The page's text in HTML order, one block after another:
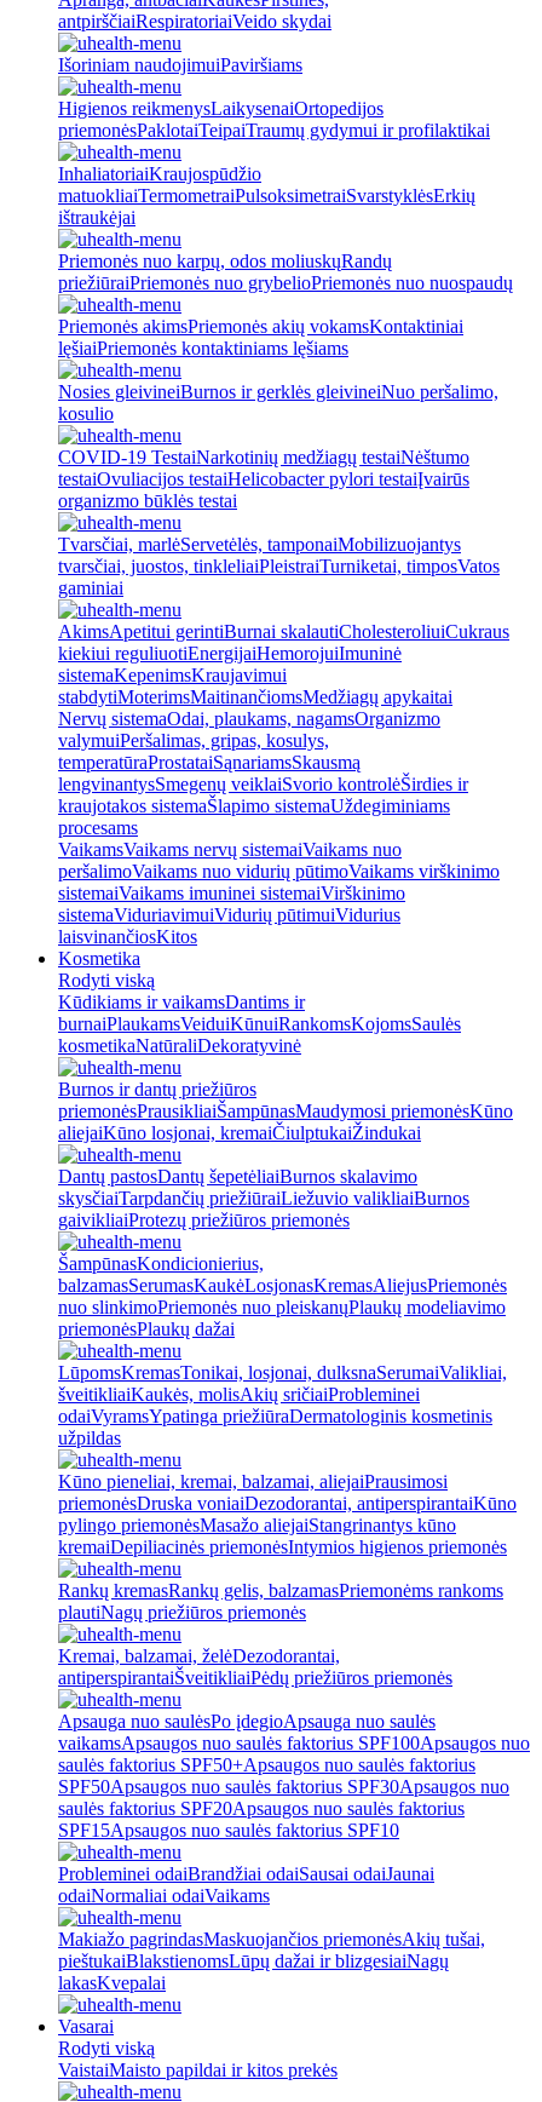
antpirščiaiRespiratoriaiVeido skydai
Išoriniam naudojimuiPaviršiams
Higienos reikmenysLaikysenaiOrtopedijos
priemonėsPaklotaiTeipaiTraumų gydymui ir profilaktikai
InhaliatoriaiKraujospūdžio
matuokliaiTermometraiPulsoksimetraiSvarstyklėsErkių
ištraukėjai
Priemonės nuo karpų, odos moliuskųRandų
priežiūraiPriemonės nuo grybelioPriemonės nuo nuospaudų
Priemonės akimsPriemonės akių vokamsKontaktiniai
lęšiaiPriemonės kontaktiniams lęšiams
Nosies gleivineiBurnos ir gerklės gleivineiNuo peršalimo,
kosulio
COVID-19 TestaiNarkotinių medžiagų testaiNėštumo
testaiOvuliacijos testaiHelicobacter pylori testaiĮvairūs
organizmo būklės testai
Tvarsčiai, marlėServetėlės, tamponaiMobilizuojantys
tvarsčiai, juostos, tinkleliaiPleistraiTurniketai, timposVatos
gaminiai
AkimsApetitui gerintiBurnai skalautiCholesteroliuiCukraus
kiekiui reguliuotiEnergijaiHemorojuiImuninė
sistemaKepenimsKraujavimui
stabdytiMoterimsMaitinančiomsMedžiagų apykaitai
Nervų sistemaOdai, plaukams, nagamsOrganizmo
valymuiPeršalimas, gripas, kosulys,
temperatūraProstataiSąnariamsSkausmą
lengvinantysSmegenų veiklaiSvorio kontrolėŠirdies ir
kraujotakos sistemaŠlapimo sistemaUždegiminiams
procesams
VaikamsVaikams nervų sistemaiVaikams nuo
peršalimoVaikams nuo vidurių pūtimoVaikams virškinimo
sistemaiVaikams imuninei sistemaiVirškinimo
sistemaViduriavimuiVidurių pūtimuiVidurius
laisvinančiosKitos
Kosmetika
Rodyti viską
Kūdikiams ir vaikamsDantims ir
burnaiPlaukamsVeiduiKūnuiRankomsKojomsSaulės
kosmetikaNatūraliDekoratyvinė
Burnos ir dantų priežiūros
priemonėsPrausikliaiŠampūnasMaudymosi priemonėsKūno
aliejaiKūno losjonai, kremaiČiulptukaiŽindukai
Dantų pastosDantų šepetėliaiBurnos skalavimo
skysčiaiTarpdančių priežiūraiLiežuvio valikliaiBurnos
gaivikliaiProtezų priežiūros priemonės
ŠampūnasKondicionierius,
balzamasSerumasKaukėLosjonasKremasAliejusPriemonės
nuo slinkimoPriemonės nuo pleiskanųPlaukų modeliavimo
priemonėsPlaukų dažai
LūpomsKremasTonikai, losjonai, dulksnaSerumaiValikliai,
šveitikliaiKaukės, molisAkių sričiaiProbleminei
odaiVyramsYpatinga priežiūraDermatologinis kosmetinis
užpildas
Kūno pieneliai, kremai, balzamai, aliejaiPrausimosi
priemonėsDruska voniaiDezodorantai, antiperspirantaiKūno
pylingo priemonėsMasažo aliejaiStangrinantys kūno
kremaiDepiliacinės priemonėsIntymios higienos priemonės
Rankų kremasRankų gelis, balzamasPriemonėms rankoms
plautiNagų priežiūros priemonės
Kremai, balzamai, želėDezodorantai,
antiperspirantaiŠveitikliaiPėdų priežiūros priemonės
Apsauga nuo saulėsPo įdegioApsauga nuo saulės
vaikamsApsaugos nuo saulės faktorius SPF100Apsaugos nuo
saulės faktorius SPF50+Apsaugos nuo saulės faktorius
SPF50Apsaugos nuo saulės faktorius SPF30Apsaugos nuo
saulės faktorius SPF20Apsaugos nuo saulės faktorius
SPF15Apsaugos nuo saulės faktorius SPF10
Probleminei odaiBrandžiai odaiSausai odaiJaunai
odaiNormaliai odaiVaikams
Makiažo pagrindasMaskuojančios priemonėsAkių tušai,
pieštukaiBlakstienomsLūpų dažai ir blizgesiaiNagų
lakasKvepalai
Vasarai
Rodyti viską
VaistaiMaisto papildai ir kitos prekės